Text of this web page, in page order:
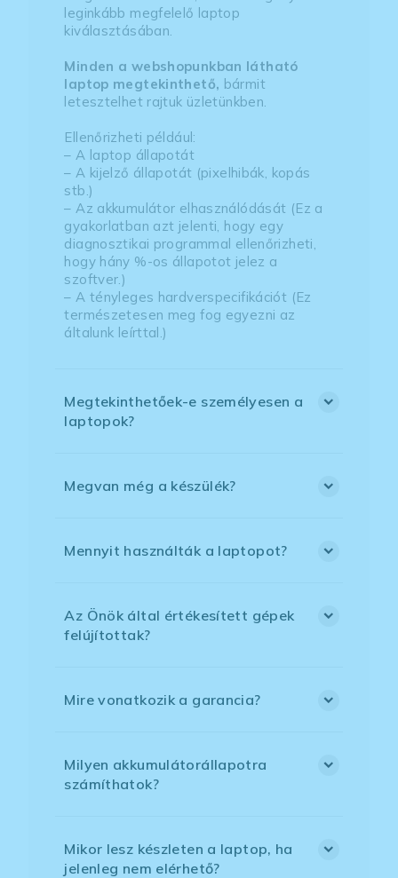
leginkább megfelelő laptop
kiválasztásában.
Minden a webshopunkban látható
laptop megtekinthető, bármit
letesztelhet rajtuk üzletünkben.
Ellenőrizheti például:
– A laptop állapotát
– A kijelző állapotát (pixelhibák, kopás
stb.)
– Az akkumulátor elhasználódását (Ez a
gyakorlatban azt jelenti, hogy egy
diagnosztikai programmal ellenőrizheti,
hogy hány %-os állapotot jelez a
szoftver.)
– A tényleges hardverspecifikációt (Ez
természetesen meg fog egyezni az
általunk leírttal.)
Megtekinthetőek-e személyesen a
laptopok?
Megvan még a készülék?
Mennyit használták a laptopot?
Az Önök által értékesített gépek
felújítottak?
Mire vonatkozik a garancia?
Milyen akkumulátorállapotra
számíthatok?
Mikor lesz készleten a laptop, ha
jelenleg nem elérhető?